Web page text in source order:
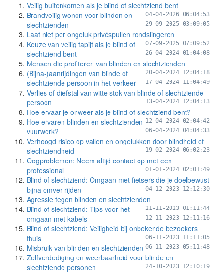
Veilig buitenkomen als je blind of slechtziend bent
04-04-2026 06:04:53
Brandveilig wonen voor blinden en
slechtzienden
29-09-2025 03:09:05
Laat niet per ongeluk privéspullen rondslingeren
07-09-2025 07:09:52
Keuze van veilig tapijt als je blind of
slechtziend bent
26-04-2024 01:04:08
Mensen die profiteren van blinden en slechtzienden
20-04-2024 12:04:18
(Bijna-)aanrijdingen van blinde of
slechtziende persoon in het verkeer
17-04-2024 11:04:49
Verlies of diefstal van witte stok van blinde of slechtziende
persoon
13-04-2024 12:04:13
Hoe ervaar je onweer als je blind of slechtziend bent?
12-04-2024 02:04:42
Hoe ervaren blinden en slechtzienden
vuurwerk?
06-04-2024 04:04:33
Verhoogd risico op vallen en ongelukken door blindheid of
slechtziendheid
19-02-2024 06:02:23
Oogproblemen: Neem altijd contact op met een
professional
01-01-2024 02:01:49
Blind of slechtziend: Omgaan met fietsers die je doelbewust
bijna omver rijden
04-12-2023 12:12:30
Agressie tegen blinden en slechtzienden
21-11-2023 01:11:44
Blind of slechtziend: Tips voor het
omgaan met kabels
12-11-2023 12:11:16
Blind of slechtziend: Veiligheid bij onbekende bezoekers
thuis
06-11-2023 11:11:05
Misbruik van blinden en slechtzienden 06-11-2023 05:11:48
Zelfverdediging en weerbaarheid voor blinde en
slechtziende personen
24-10-2023 12:10:19